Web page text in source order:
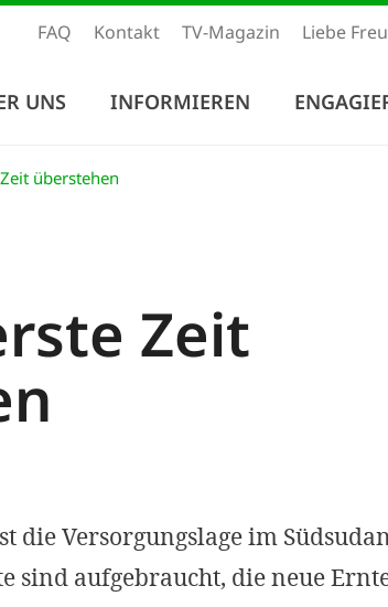
FAQ Kontakt TV-Magazin Liebe
UNS INFORMIEREN
überstehen
Zeit
die Versorgungslage im
sind aufgebraucht, die neue